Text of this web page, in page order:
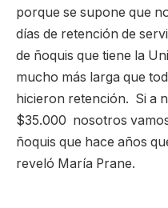
porque se supone que
días de retención de
de ñoquis que tiene la
mucho más larga que
hicieron retención. Si a
$35.000 nosotros
ñoquis que hace años
reveló María Prane.